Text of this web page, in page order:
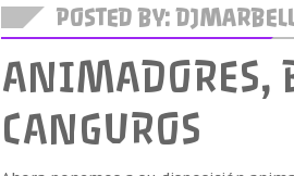
POSTED BY:
ANIMADORES,
CANGUROS